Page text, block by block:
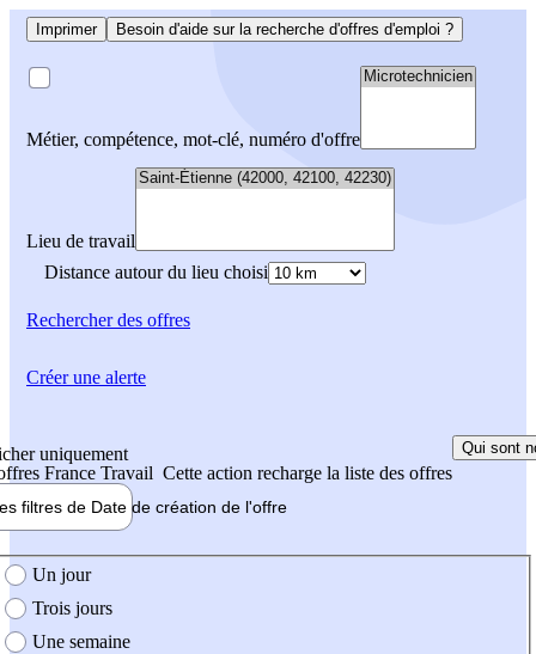
Imprimer Besoin d'aide sur la recherche d'offres d'emploi ?
Métier, compétence, mot-clé, numéro d'offre
Lieu de travail
Distance autour du lieu choisi
Rechercherdes offres
uniquement
France Travail Cette action recharge la liste des offres
Qui sont
filtres de Date de création de l'offre
création de l'offre
Un jour
Trois jours
Une semaine
Créer une alerte